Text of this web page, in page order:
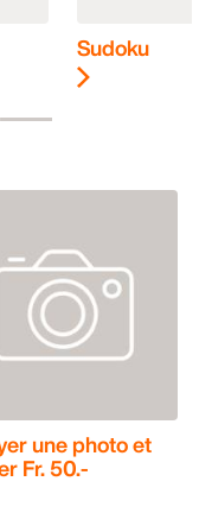
Sudoku
une photo et
Fr. 50.-